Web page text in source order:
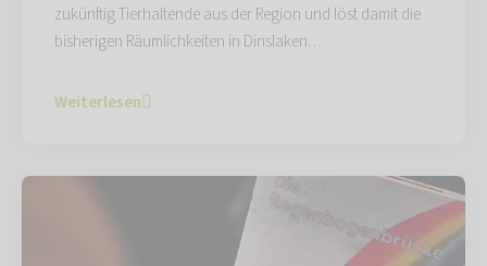
zukünftig Tierhaltende aus der Region und löst damit die
bisherigen Räumlichkeiten in Dinslaken…
Weiterlesen